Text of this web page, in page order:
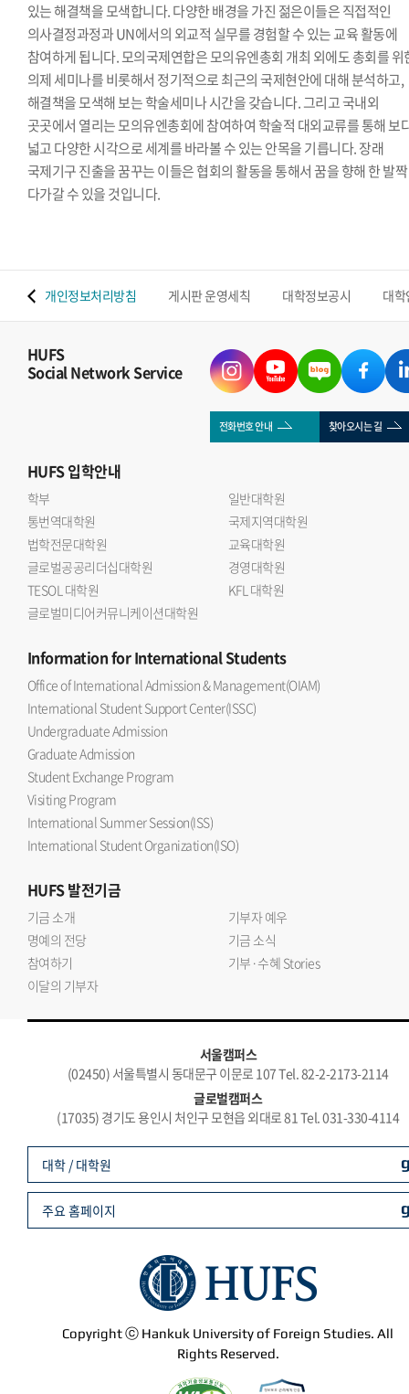
있는 해결책을 모색합니다. 다양한 배경을 가진 젊은이들은 직접적인
의사결정과정과 UN에서의 외교적 실무를 경험할 수 있는 교육 활동에
참여하게 됩니다. 모의국제연합은 모의유엔총회 개최 외에도 총회를 위
의제 세미나를 비롯해서 정기적으로 최근의 국제현안에 대해 분석하고,
해결책을 모색해 보는 학술세미나 시간을 갖습니다. 그리고 국내외
곳곳에서 열리는 모의유엔총회에 참여하여 학술적 대외교류를 통해 보
넓고 다양한 시각으로 세계를 바라볼 수 있는 안목을 기릅니다. 장래
국제기구 진출을 꿈꾸는 이들은 협회의 활동을 통해서 꿈을 향해 한 발
다가갈 수 있을 것입니다.
개인정보처리방침 게시판 운영세칙 대학정보공시 대
HUFS
Social Network Service
전화번호 안내 찾아오시는 길
HUFS입학안내
학부
일반대학원
통번역대학원
국제지역대학원
법학전문대학원
교육대학원
글로벌공공리더십대학원
경영대학원
TESOL 대학원
KFL 대학원
글로벌미디어커뮤니케이션대학원
Informationfor International Students
Office of International Admission & Management(OIAM)
International Student Support Center(ISSC)
Undergraduate Admission
Graduate Admission
Student Exchange Program
Visiting Program
International Summer Session(ISS)
International Student Organization(ISO)
HUFS발전기금
기금 소개
기부자 예우
명예의 전당
기금 소식
참여하기
기부·수혜 Stories
이달의 기부자
서울캠퍼스
(02450) 서울특별시 동대문구 이문로 107 Tel. 82-2-2173-2114
글로벌캠퍼스
(17035) 경기도 용인시 처인구 모현읍 외대로 81 Tel. 031-330-4114
Copyright ⓒ Hankuk University of Foreign Studies. All
Rights Reserved.
대학 / 대학원
주요 홈페이지